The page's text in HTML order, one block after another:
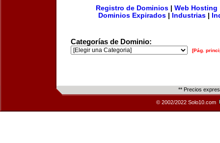
Registro de Dominios| Web Hosting
Dominios Expirados
Industrias
Categorías de Dominio:
[Pág.
** Precios
© 2002/2022 Solo10.com